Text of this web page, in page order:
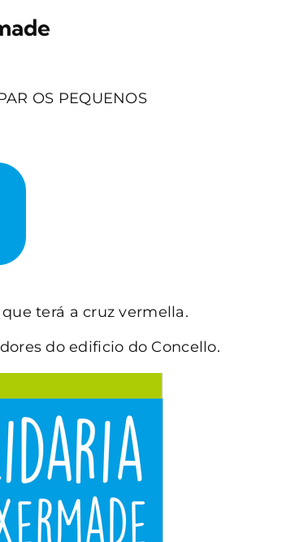
OS PEQUENOS
terá a cruz vermella.
do edificio do Concello.